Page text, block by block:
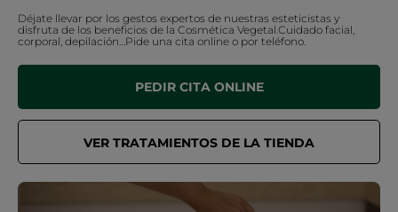
Déjate llevar por los gestos expertos de nuestras esteticistas y
disfruta de los beneficios de la Cosmética Vegetal.Cuidado facial,
corporal, depilación…Pide una cita online o por teléfono.
PEDIR CITA ONLINE
VER TRATAMIENTOS DE LA TIENDA